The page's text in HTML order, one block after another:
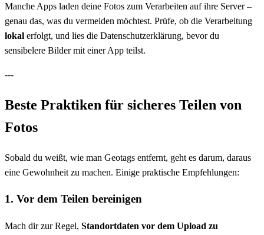
Manche Apps laden deine Fotos zum Verarbeiten auf ihre Server –
genau das, was du vermeiden möchtest. Prüfe, ob die Verarbeitung
lokal erfolgt, und lies die Datenschutzerklärung, bevor du
sensibelere Bilder mit einer App teilst.
---
Beste Praktiken für sicheres Teilen von
Fotos
Sobald du weißt, wie man Geotags entfernt, geht es darum, daraus
eine Gewohnheit zu machen. Einige praktische Empfehlungen:
1. Vor dem Teilen bereinigen
Mach dir zur Regel, Standortdaten vor dem Upload zu